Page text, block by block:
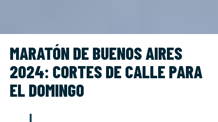
MARATÓN DE BUENOS AIRES
2024: CORTES DE CALLE PARA
EL DOMINGO